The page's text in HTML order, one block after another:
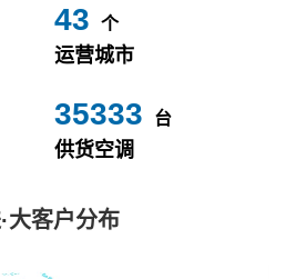
49 个
运营城市
40000 台
供货空调
大客户分布